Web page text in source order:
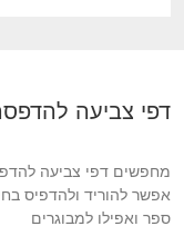
p
s
t
:
o
t
:
דפי צביעה
מחפשים דפי צביעה
אפשר להוריד ולהדפיס
ספר ואפילו למבוגרים